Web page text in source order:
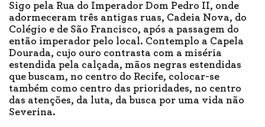
Sigo pela Rua do Imperador Dom Pedro II, onde
adormeceram três antigas ruas, Cadeia Nova, do
Colégio e de São Francisco, após a passagem do
então imperador pelo local. Contemplo a Capela
Dourada, cujo ouro contrasta com a miséria
estendida pela calçada, mãos negras estendidas
que buscam, no centro do Recife, colocar-se
também como centro das prioridades, no centro
das atenções, da luta, da busca por uma vida não
Severina.